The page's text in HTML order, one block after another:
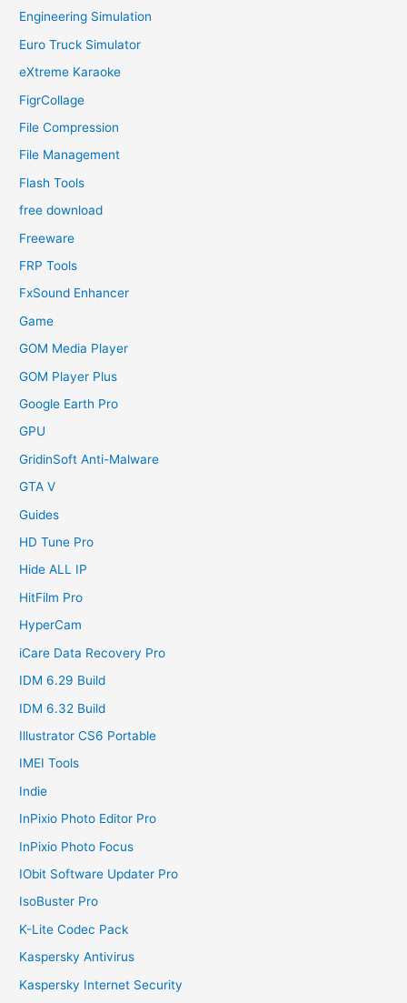
Engineering Simulation
Euro Truck Simulator
eXtreme Karaoke
FigrCollage
File Compression
File Management
Flash Tools
free download
Freeware
FRP Tools
FxSound Enhancer
Game
GOM Media Player
GOM Player Plus
Google Earth Pro
GPU
GridinSoft Anti-Malware
GTA V
Guides
HD Tune Pro
Hide ALL IP
HitFilm Pro
HyperCam
iCare Data Recovery Pro
IDM 6.29 Build
IDM 6.32 Build
Illustrator CS6 Portable
IMEI Tools
Indie
InPixio Photo Editor Pro
InPixio Photo Focus
IObit Software Updater Pro
IsoBuster Pro
K-Lite Codec Pack
Kaspersky Antivirus
Kaspersky Internet Security